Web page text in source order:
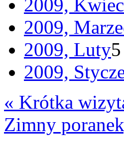
2009,
2009,
2009, Luty
2009,
« Krótka
Zimny